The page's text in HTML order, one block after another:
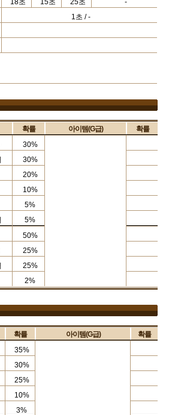
18초 15초 25초
-
1초 / -
확률 아이템(G급) 확률
30%
30%
20%
10%
5%
5%
50%
25%
25%
2%
확률 아이템(G급) 확률
35%
30%
25%
10%
3%